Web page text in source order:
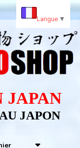
JAPAN
JAPON
Langue ▼